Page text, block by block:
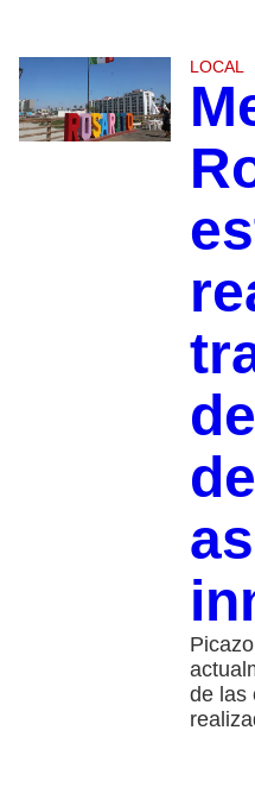
LOCAL
de
de las